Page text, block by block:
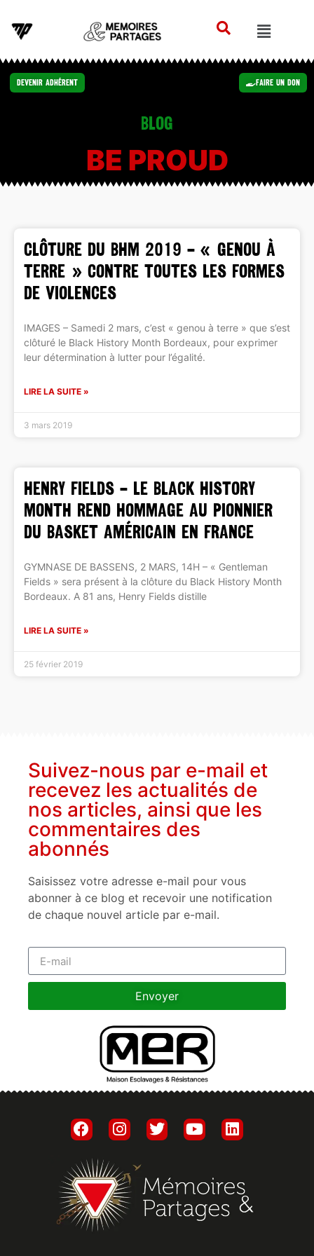
Devenir Adhérent Faire un Don
Blog
BE PROUD
CLÔTURE DU BHM 2019 – « Genou à
terre » contre toutes les formes
de violences
IMAGES – Samedi 2 mars, c’est « genou à terre » que s’est
clôturé le Black History Month Bordeaux, pour exprimer
leur détermination à lutter pour l’égalité.
LIRE LA SUITE »
3 mars 2019
HENRY FIELDS – Le Black History
Month rend hommage au pionnier
du basket américain en France
GYMNASE DE BASSENS, 2 MARS, 14H – « Gentleman
Fields » sera présent à la clôture du Black History Month
Bordeaux. A 81 ans, Henry Fields distille
LIRE LA SUITE »
25 février 2019
Suivez-nous par e-mail et
recevez les actualités de
nos articles, ainsi que les
commentaires des
abonnés
Saisissez votre adresse e-mail pour vous
abonner à ce blog et recevoir une notification
de chaque nouvel article par e-mail.
Envoyer